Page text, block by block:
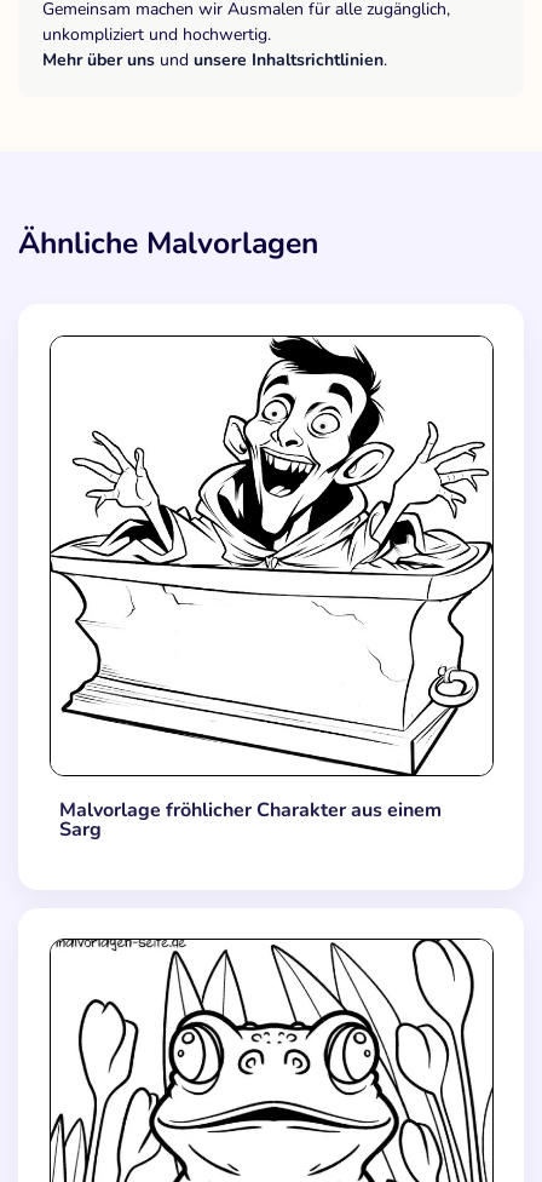
Gemeinsam machen wir Ausmalen für alle zugänglich,
unkompliziert und hochwertig.
Mehr über uns und unsere Inhaltsrichtlinien.
Ähnliche Malvorlagen
Malvorlage fröhlicher Charakter aus einem
Sarg